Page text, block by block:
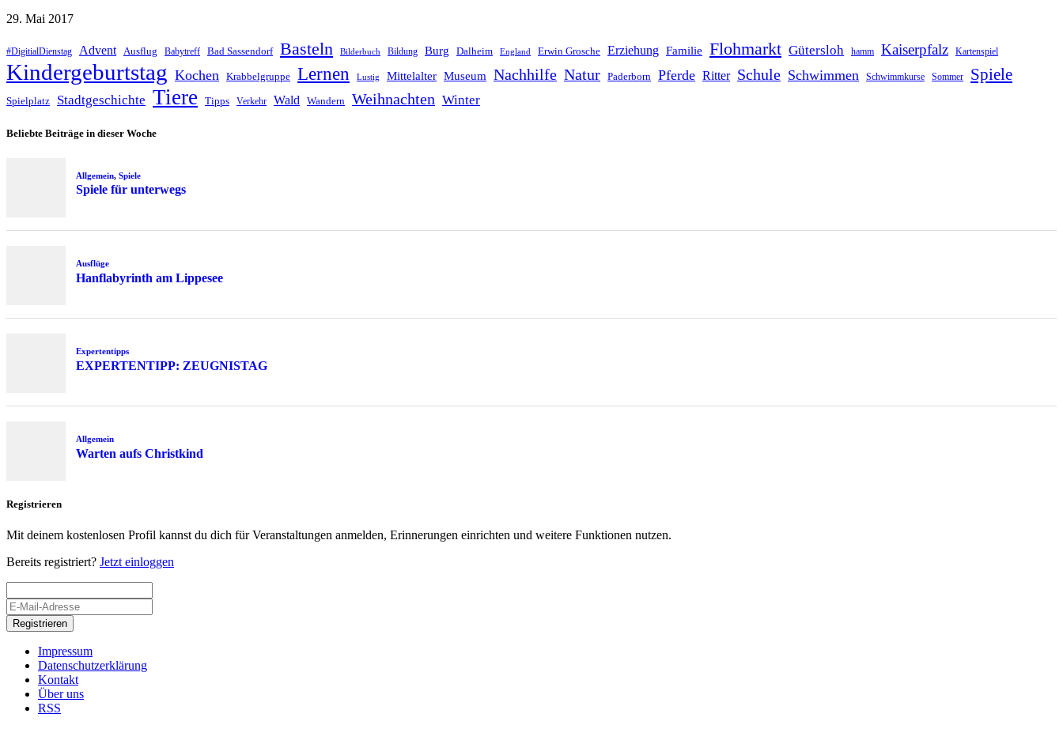
29. Mai 2017
#DigitialDienstag Advent Ausflug Babytreff Bad Sassendorf Basteln Bilderbuch Bildung Burg Dalheim England Erwin Grosche Erziehung Familie Flohmarkt Gütersloh hamm Kaiserpfalz Kartenspiel
Kindergeburtstag Kochen Krabbelgruppe Lernen Lustig Mittelalter Museum Nachhilfe Natur Paderborn Pferde Ritter Schule Schwimmen Schwimmkurse Sommer Spiele
Spielplatz Stadtgeschichte Tiere Tipps Verkehr Wald Wandern Weihnachten Winter
Beliebte Beiträge in dieser Woche
Allgemein, Spiele
Spiele für unterwegs
Ausflüge
Hanflabyrinth am Lippesee
Expertentipps
EXPERTENTIPP: ZEUGNISTAG
Allgemein
Warten aufs Christkind
Registrieren
Mit deinem kostenlosen Profil kannst du dich für Veranstaltungen anmelden, Erinnerungen einrichten und weitere Funktionen nutzen.
Bereits registriert? Jetzt einloggen
Registrieren
Impressum
Datenschutzerklärung
Kontakt
Über uns
RSS